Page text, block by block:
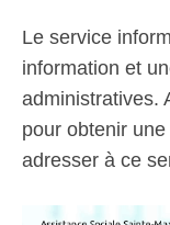
Le service
information et
administratives.
pour obtenir
adresser à ce